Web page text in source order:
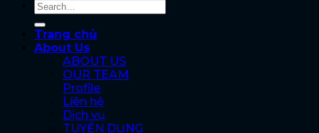
Trang chủ
About Us
ABOUT US
OUR TEAM
Profile
Liên hệ
Dịch vụ
TUYỂN DỤNG